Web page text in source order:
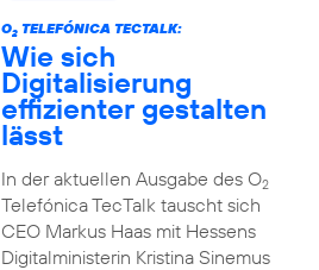
O2TELEFÓNICA TECTALK:
Wie sich
Digitalisierung
effizienter gestalten
lässt
In der aktuellen Ausgabe des O2
Telefónica TecTalk tauscht sich
CEO Markus Haas mit Hessens
Digitalministerin Kristina Sinemus